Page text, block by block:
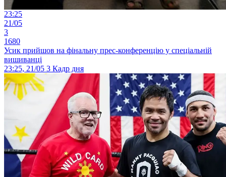
23:25
21/05
3
1680
Усик прийшов на фінальну прес-конференцію у спеціальній
вишиванці
23:25, 21/05 3 Кадр дня